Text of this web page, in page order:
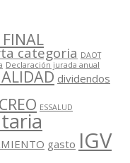
categoria DAOT
Declaración jurada anual
dividendos
ESSALUD
gasto IGV